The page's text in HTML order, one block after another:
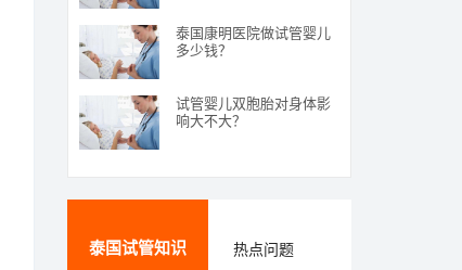
泰国康明医院做试管婴儿
多少钱？
试管婴儿双胞胎对身体影
响大不大？
泰国试管知识 热点问题